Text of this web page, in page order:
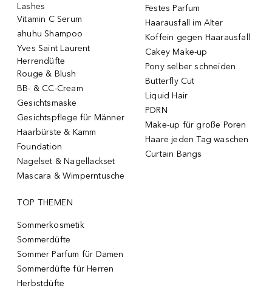
Lashes
Vitamin C Serum
ahuhu Shampoo
Yves Saint Laurent
Herrendüfte
Rouge & Blush
BB- & CC-Cream
Gesichtsmaske
Gesichtspflege für Männer
Haarbürste & Kamm
Foundation
Nagelset & Nagellackset
Mascara & Wimperntusche
Festes Parfum
Haarausfall im Alter
Koffein gegen Haarausfall
Cakey Make-up
Pony selber schneiden
Butterfly Cut
Liquid Hair
PDRN
Make-up für große Poren
Haare jeden Tag waschen
Curtain Bangs
TOP THEMEN
Sommerkosmetik
Sommerdüfte
Sommer Parfum für Damen
Sommerdüfte für Herren
Herbstdüfte